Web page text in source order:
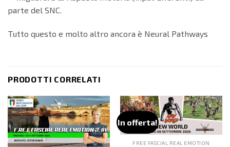
parte del SNC.
Tutto questo e molto altro ancora è Neural Pathways
PRODOTTI CORRELATI
In offerta!
FREE FASCIAL REAL EMOTION